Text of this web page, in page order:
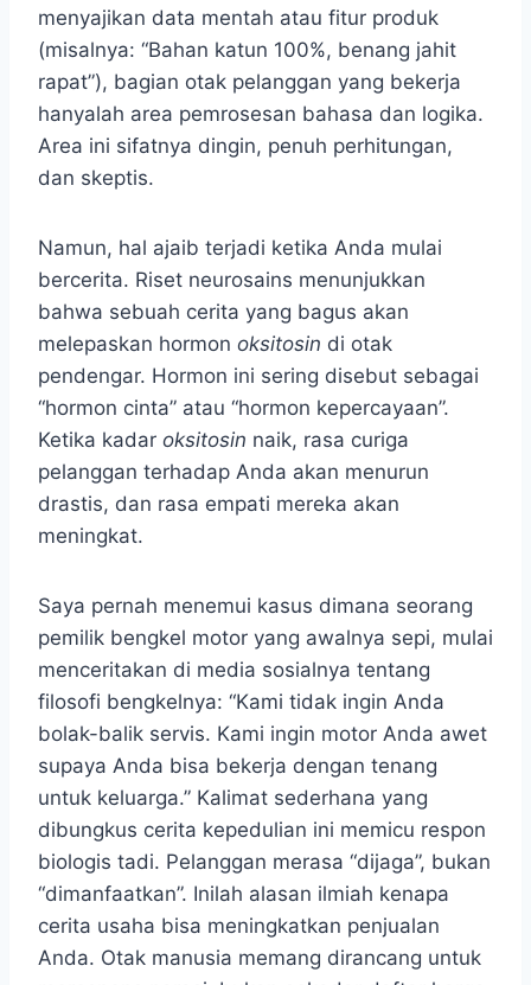
menyajikan data mentah atau fitur produk
(misalnya: “Bahan katun 100%, benang jahit
rapat”), bagian otak pelanggan yang bekerja
hanyalah area pemrosesan bahasa dan logika.
Area ini sifatnya dingin, penuh perhitungan,
dan skeptis.
Namun, hal ajaib terjadi ketika Anda mulai
bercerita. Riset neurosains menunjukkan
bahwa sebuah cerita yang bagus akan
melepaskan hormon oksitosin di otak
pendengar. Hormon ini sering disebut sebagai
“hormon cinta” atau “hormon kepercayaan”.
Ketika kadar oksitosin naik, rasa curiga
pelanggan terhadap Anda akan menurun
drastis, dan rasa empati mereka akan
meningkat.
Saya pernah menemui kasus dimana seorang
pemilik bengkel motor yang awalnya sepi, mulai
menceritakan di media sosialnya tentang
filosofi bengkelnya: “Kami tidak ingin Anda
bolak-balik servis. Kami ingin motor Anda awet
supaya Anda bisa bekerja dengan tenang
untuk keluarga.” Kalimat sederhana yang
dibungkus cerita kepedulian ini memicu respon
biologis tadi. Pelanggan merasa “dijaga”, bukan
“dimanfaatkan”. Inilah alasan ilmiah kenapa
cerita usaha bisa meningkatkan penjualan
Anda. Otak manusia memang dirancang untuk